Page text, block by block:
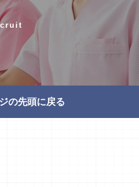
の先頭に戻る